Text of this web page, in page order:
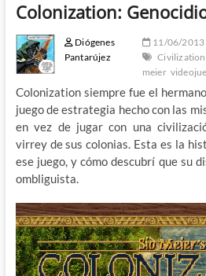
Colonization:
Diógenes
Pantarújez
11/06/2013
Civilization
meier
Colonization siempre fue el
juego de estrategia hecho con las
en vez de jugar con una
virrey de sus colonias. Esta es la
ese juego, y cómo descubrí que su
ombliguista.